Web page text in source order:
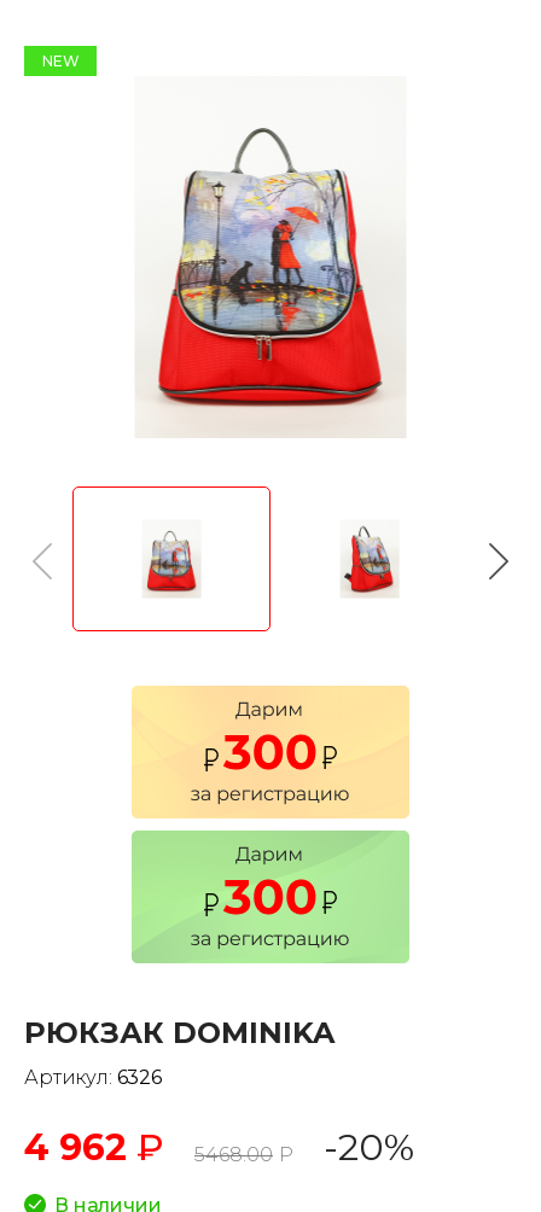
NEW
РЮКЗАК DOMINIKA
Артикул: 6326
4 962 ₽ 5468.00 Р -20%
В наличии